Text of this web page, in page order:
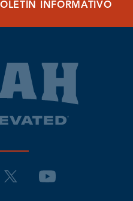
INFORMATIVO